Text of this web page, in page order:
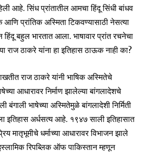
आहे. सिंध प्रांतातील आमचा हिंदू सिंधी बांधव
आणि प्रांतिक अस्मिता टिकवण्यासाठी नेसत्या
हिंदू बहुल भारतात आला. भाषावार प्रांत रचनेचा
राज ठाकरे यांना हा इतिहास ठाऊक नाही का?
राज ठाकरे यांनी भाषिक अस्मितेचे
आधारावर निर्माण झालेल्या बांगलादेशचे
भाषेच्या अस्मितेमुळे बांगलादेशी निर्मिती
इतिहास अर्धसत्य आहे. १९४७ साली इतिहासात
मातृभूमीचे धर्माच्या आधारावर विभाजन झाले
रिपब्लिक ऑफ पाकिस्तान म्हणून